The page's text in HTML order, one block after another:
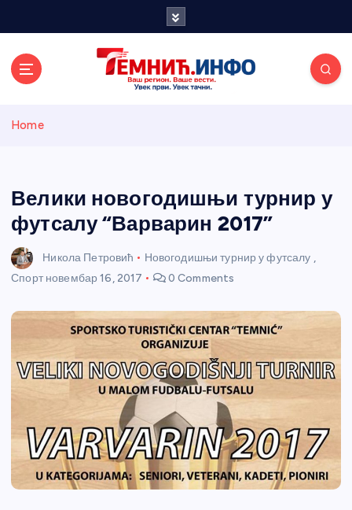
и портал
Home
Велики новогодишњи турнир у
футсалу “Варварин 2017”
Никола Петровић Новогодишњи турнир у футсалу ,
Спорт новембар 16, 2017 0 Comments